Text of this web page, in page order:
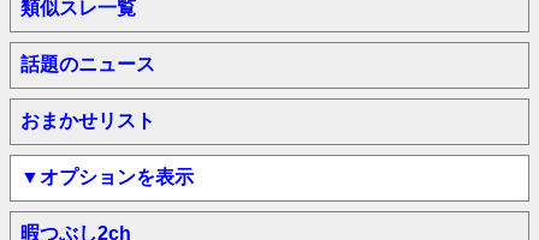
類似スレ一覧
話題のニュース
おまかせリスト
▼オプションを表示
暇つぶし2ch